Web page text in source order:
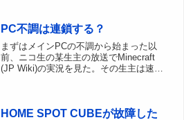
とAirStationのIDとPassを聞かれるとの
こと...
PC不調は連鎖する？
まずはメインPCの不調から始まった以
前、ニコ生の某生主の放送でMinecraft
(JP Wiki)の実況を見た。その生主は速攻
えず...
HOME SPOT CUBEが故障した